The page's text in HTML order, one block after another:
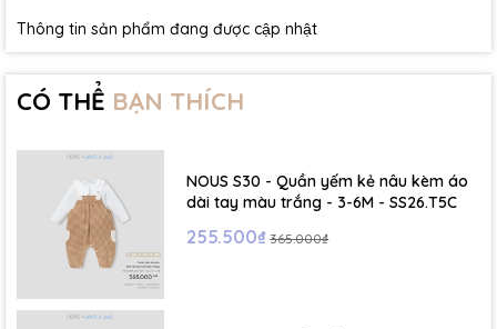
Thông tin sản phẩm đang được cập nhật
CÓ THỂ BẠN THÍCH
NOUS S30 - Quần yếm kẻ nâu kèm áo
dài tay màu trắng - 3-6M - SS26.T5C
255.500₫ 365.000₫